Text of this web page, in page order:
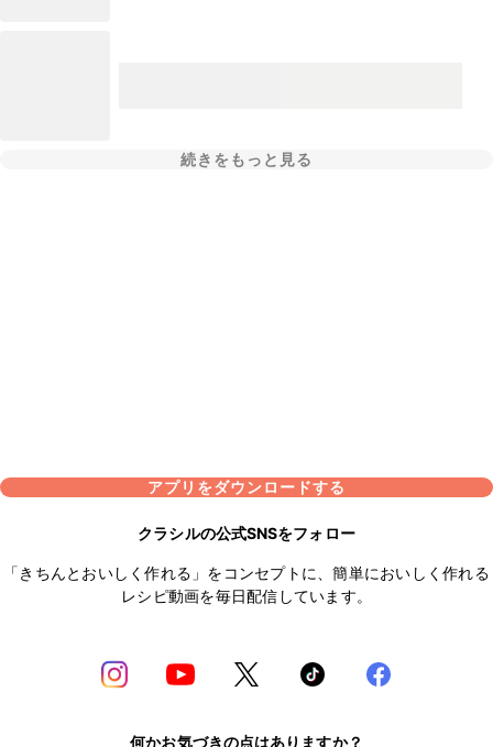
続きをもっと見る
アプリをダウンロードする
クラシルの公式SNSをフォロー
「きちんとおいしく作れる」をコンセプトに、簡単においしく作れる
レシピ動画を毎日配信しています。
何かお気づきの点はありますか？